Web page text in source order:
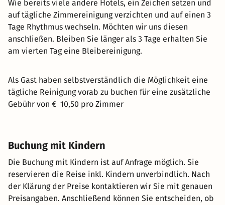
Wie bereits viele andere Hotels, ein Zeichen setzen und
auf tägliche Zimmereinigung verzichten und auf einen 3
Tage Rhythmus wechseln. Möchten wir uns diesen
anschließen. Bleiben Sie länger als 3 Tage erhalten Sie
am vierten Tag eine Bleibereinigung.
Als Gast haben selbstverständlich die Möglichkeit eine
tägliche Reinigung vorab zu buchen für eine zusätzliche
Gebühr von € 10,50 pro Zimmer
Buchung mit Kindern
Die Buchung mit Kindern ist auf Anfrage möglich. Sie
reservieren die Reise inkl. Kindern unverbindlich. Nach
der Klärung der Preise kontaktieren wir Sie mit genauen
Preisangaben. Anschließend können Sie entscheiden, ob